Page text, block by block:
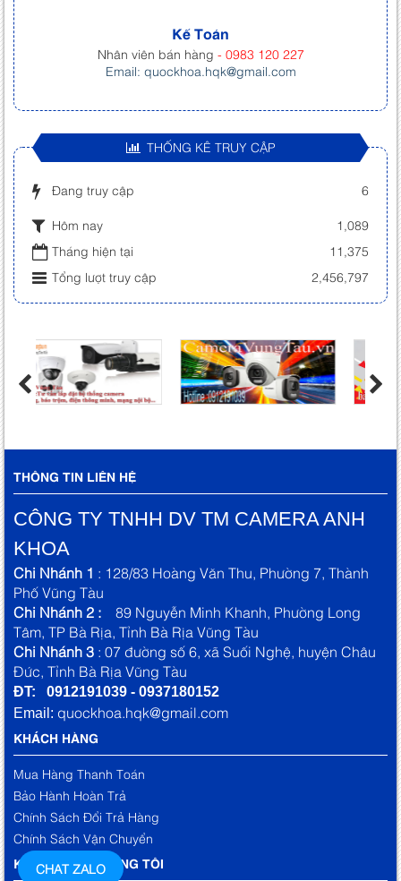
Kế Toán
Nhân viên bán hàng - 0983 120 227
Email: quockhoa.hqk@gmail.com
THỐNG KÊ TRUY CẬP
Đang truy cập 6
Hôm nay
1,089
Tháng hiện tại
11,375
Tổng lượt truy cập
2,456,797
THÔNG TIN LIÊN HỆ
CÔNG TY TNHH DV TM CAMERA ANH
KHOA
Chi Nhánh 1 : 128/83 Hoàng Văn Thu, Phường 7, Thành
Phố Vũng Tàu
Chi Nhánh 2 : 89 Nguyễn Minh Khanh, Phường Long
Tâm, TP Bà Rịa, Tỉnh Bà Rịa Vũng Tàu
Chi Nhánh 3 : 07 đường số 6, xã Suối Nghệ, huyện Châu
Đức, Tỉnh Bà Rịa Vũng Tàu
ĐT: 0912191039 - 0937180152
Email: quockhoa.hqk@gmail.com
KHÁCH HÀNG
Mua Hàng Thanh Toán
Bảo Hành Hoàn Trả
Chính Sách Đổi Trả Hàng
Chính Sách Vận Chuyển
KẾT NỐI VỚI CHÚNG TÔI
CHAT ZALO